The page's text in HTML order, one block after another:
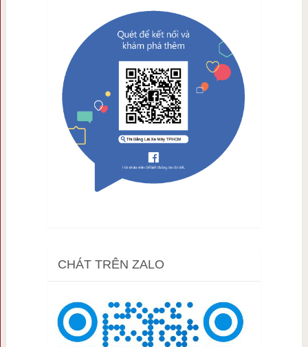
CHÁT TRÊN ZALO